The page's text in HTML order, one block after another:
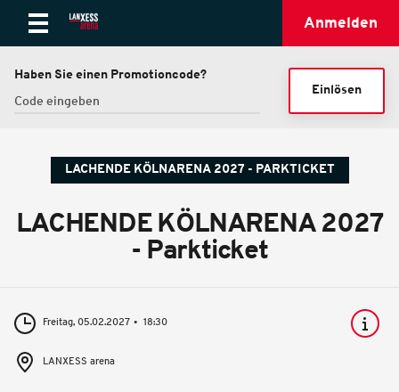
Anmelden
Haben Sie einen Promotioncode?
Einlösen
LACHENDE KÖLNARENA 2027 - PARKTICKET
LACHENDE KÖLNARENA 2027
- Parkticket
Freitag, 05.02.2027 18:30
LANXESS arena